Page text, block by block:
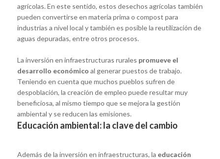
agrícolas. En este sentido, estos desechos agrícolas también
pueden convertirse en materia prima o compost para
industrias a nivel local y también es posible la reutilización de
aguas depuradas, entre otros procesos.
La inversión en infraestructuras rurales promueve el
desarrollo económico al generar puestos de trabajo.
Teniendo en cuenta que muchos pueblos sufren de
despoblación, la creación de empleo puede resultar muy
beneficiosa, al mismo tiempo que se mejora la gestión
ambiental y se reducen las emisiones.
Educación ambiental: la clave del cambio
Además de la inversión en infraestructuras, la educación